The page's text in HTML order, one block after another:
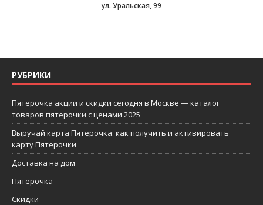
ул. Уральская, 99
РУБРИКИ
Пятерочка акции и скидки сегодня в Москве — каталог
товаров пятерочки с ценами 2025
Выручай карта Пятерочка: как получить и активировать
карту Пятерочки
Доставка на дом
Пятёрочка
Скидки